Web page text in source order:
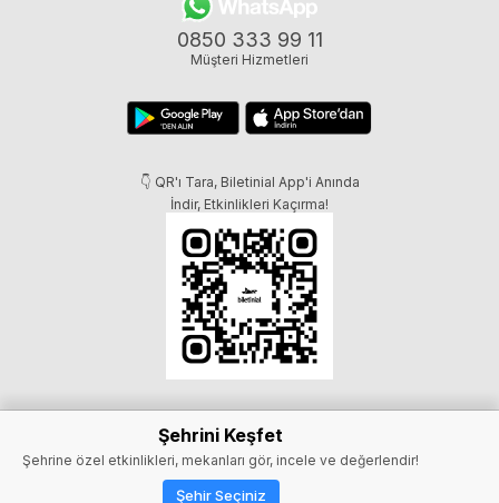
Şehrini Keşfet
Şehrine özel etkinlikleri, mekanları gör, incele ve değerlendir!
Şehir Seçiniz
0850 333 99 11
Müşteri Hizmetleri
👇 QR'ı Tara, Biletinial App'i Anında
İndir, Etkinlikleri Kaçırma!